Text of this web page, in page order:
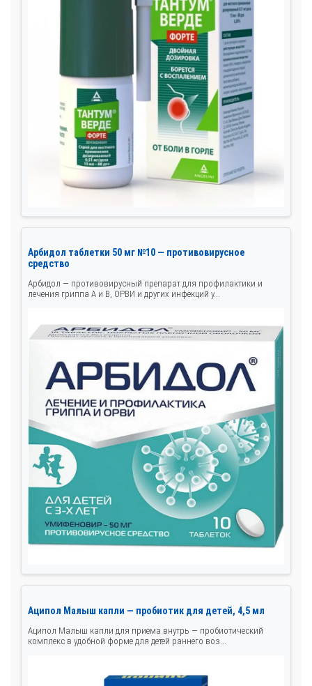
Арбидол таблетки 50 мг №10 — противовирусное
средство
Арбидол — противовирусный препарат для профилактики и
лечения гриппа А и В, ОРВИ и других инфекций у...
Аципол Малыш капли — пробиотик для детей, 4,5 мл
Аципол Малыш капли для приема внутрь — пробиотический
комплекс в удобной форме для детей раннего воз...